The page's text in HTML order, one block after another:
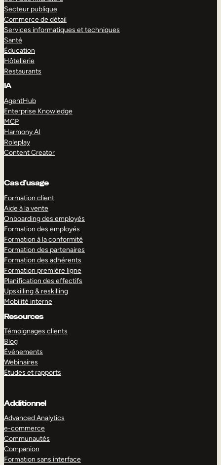
Secteur publique
Commerce de détail
Services informatiques et techniques
Santé
Éducation
Hôtellerie
Restaurants
IA
AgentHub
Enterprise Knowledge
MCP
Harmony AI
Roleplay
Content Creator
Cas d’usage
Formation client
Aide à la vente
Onboarding des employés
Formation des employés
Formation à la conformité
Formation des partenaires
Formation des adhérents
Formation première ligne
Planification des effectifs
Upskilling & reskilling
Mobilité interne
Resources
Témoignages clients
Blog
Événements
Webinaires
Études et rapports
Additionnel
Advanced Analytics
e-commerce
Communautés
Companion
Formation sans interface